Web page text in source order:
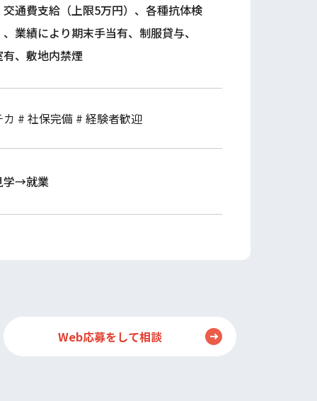
通費支給（上限5万円）、各種抗体検
業績により期末手当有、制服貸与、
、敷地内禁煙
# 社保完備 # 経験者歓迎
学→就業
Web応募をして相談